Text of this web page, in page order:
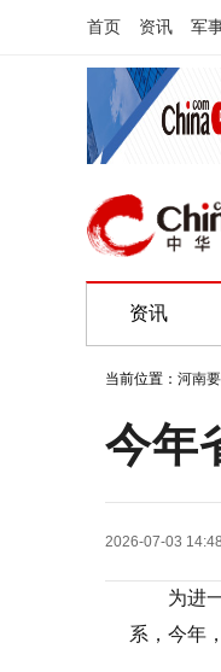
首页 资讯 军
资讯
当前位置： 河南
今年
2026-07-03
为进
系，今年